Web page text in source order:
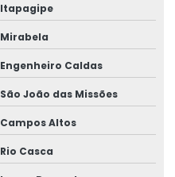
Itapagipe
Mirabela
Engenheiro Caldas
São João das Missões
Campos Altos
Rio Casca